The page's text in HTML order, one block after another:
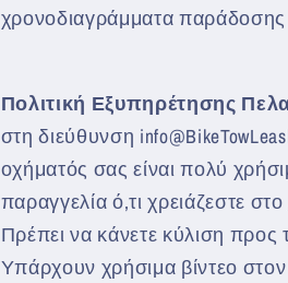
χρονοδιαγράμματα
Πολιτική Εξυπηρέτησης
στη διεύθυνση
οχήματός σας είναι πολύ
παραγγελία ό,τι χρειάζεστε στο
Πρέπει να κάνετε κύλιση προς
Υπάρχουν χρήσιμα βίντεο